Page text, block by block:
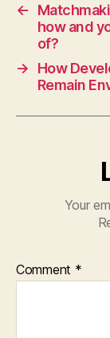
←
how and
of?
→
How
Remain
Your
Comment *